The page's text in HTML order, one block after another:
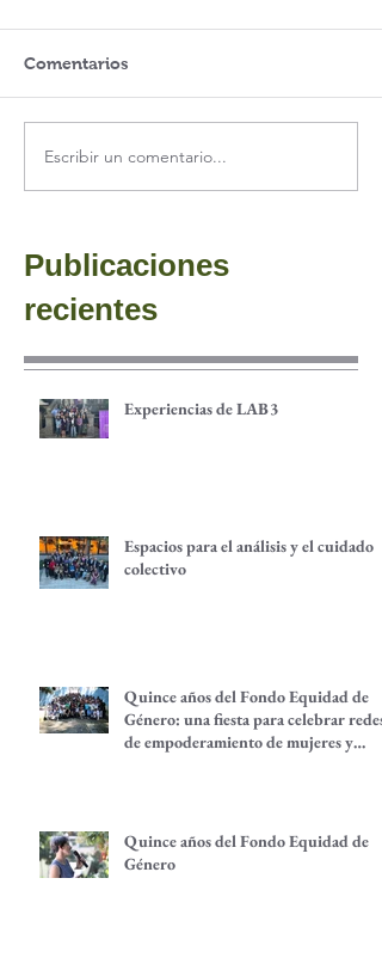
Comentarios
Escribir un comentario...
Publicaciones
recientes
Experiencias de LAB3
Espacios para el análisis y el cuidado
colectivo
Quince años del Fondo Equidad de
Género: una fiesta para celebrar redes
de empoderamiento de mujeres y
Quince años del Fondo Equidad de
Género